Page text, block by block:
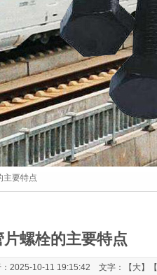
主要特点
片螺栓的主要特点
2025-10-11 19:15:42 文字：【 大】【